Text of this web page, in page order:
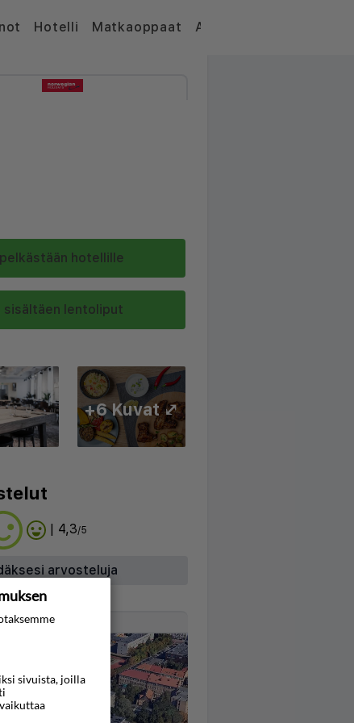
Hotelli Matkaoppaat Artikkelit
hotellille
sisältäen lentoliput
+6 Kuvat ⤢
| 4,3/5
arvosteluja
sivuista, joilla